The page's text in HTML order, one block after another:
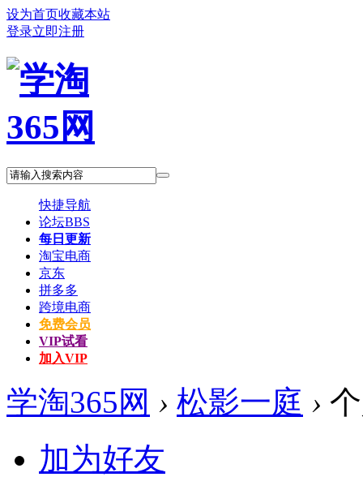
设为首页收藏本站
登录立即注册
快捷导航
论坛BBS
每日更新
淘宝电商
京东
拼多多
跨境电商
免费会员
VIP试看
加入VIP
学淘365网 › 松影一庭 ›
加为好友